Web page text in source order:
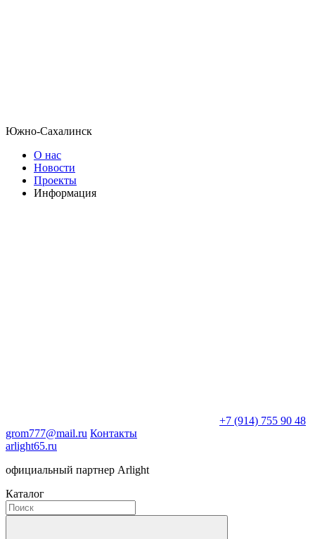
Южно-Сахалинск
О нас
Новости
Проекты
Информация
+7 (914) 755 90 48
grom777@mail.ru Контакты
arlight65.ru
официальный партнер Arlight
Каталог